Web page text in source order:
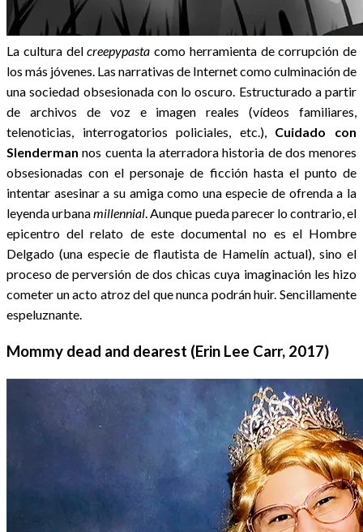
La cultura delcreepypasta como herramienta de corrupción de
los más jóvenes. Las narrativas de Internet como culminación de
una sociedad obsesionada con lo oscuro. Estructurado a partir
de archivos de voz e imagen reales (vídeos familiares,
telenoticias, interrogatorios policiales, etc.), Cuidado con
Slenderman nos cuenta la aterradora historia de dos menores
obsesionadas con el personaje de ficción hasta el punto de
intentar asesinar a su amiga como una especie de ofrenda a la
leyenda urbanamillennial. Aunque pueda parecer lo contrario, el
epicentro del relato de este documental no es el Hombre
Delgado (una especie de flautista de Hamelín actual), sino el
proceso de perversión de dos chicas cuya imaginación les hizo
cometer un acto atroz del que nunca podrán huir. Sencillamente
espeluznante.
Mommy dead and dearest (Erin Lee Carr, 2017)